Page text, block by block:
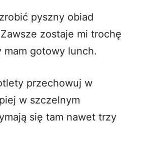
pyszny obiad
zostaje mi trochę
mam gotowy lunch.
przechowuj w
w szczelnym
się tam nawet trzy